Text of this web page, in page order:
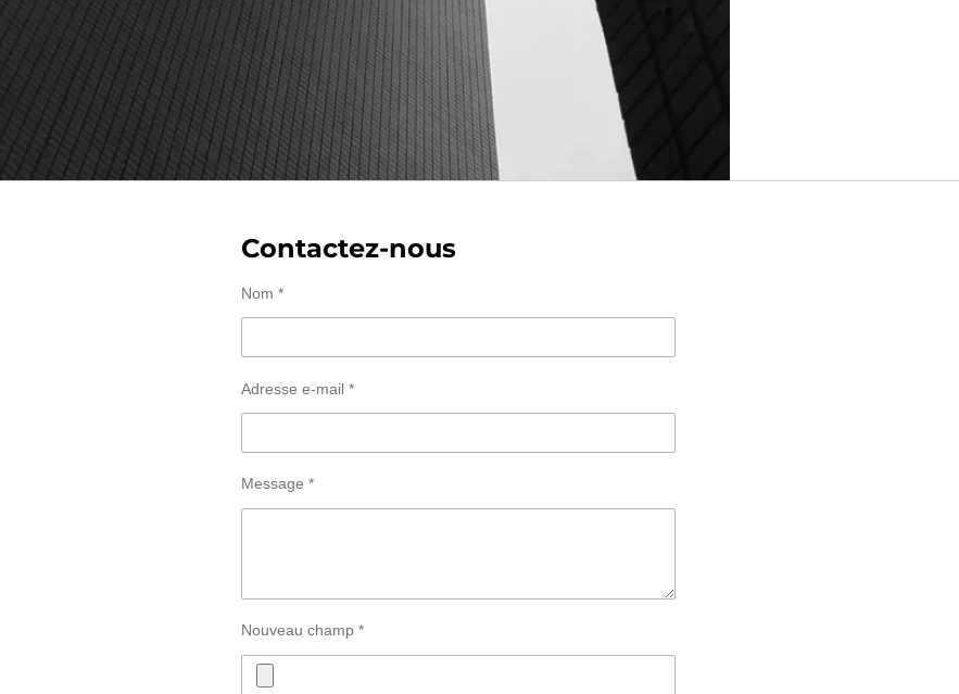
Contactez-nous
Nom *
Adresse e-mail *
Message *
Nouveau champ *